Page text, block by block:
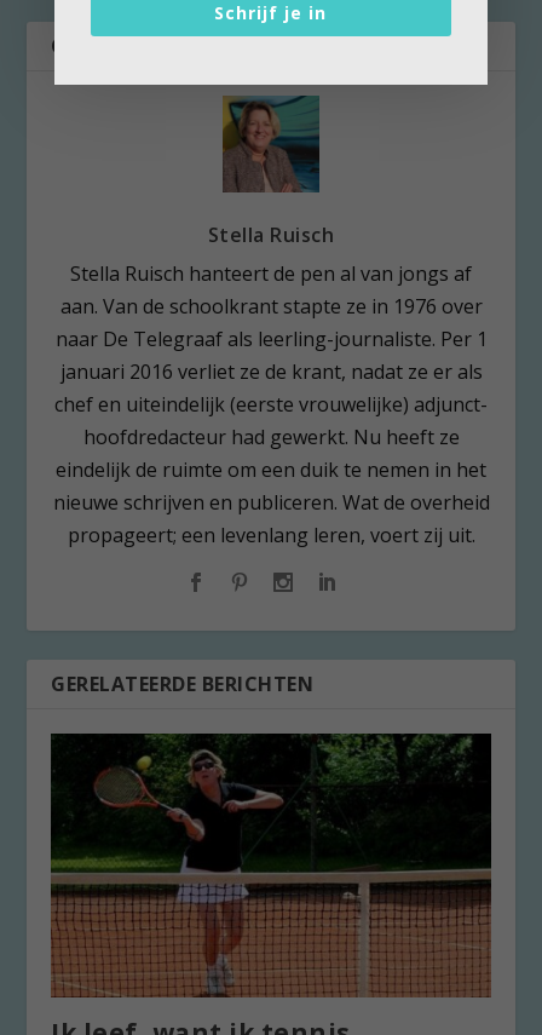
OVER DE AUTEUR
Stella Ruisch
Stella Ruisch hanteert de pen al van jongs af
aan. Van de schoolkrant stapte ze in 1976 over
naar De Telegraaf als leerling-journaliste. Per 1
januari 2016 verliet ze de krant, nadat ze er als
chef en uiteindelijk (eerste vrouwelijke) adjunct-
hoofdredacteur had gewerkt. Nu heeft ze
eindelijk de ruimte om een duik te nemen in het
nieuwe schrijven en publiceren. Wat de overheid
propageert; een levenlang leren, voert zij uit.
GERELATEERDE BERICHTEN
Schrijf je in